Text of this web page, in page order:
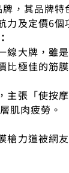
，其品牌
及定價6個
線大牌，雖
比極佳的筋
主張「使按
肌肉疲勞。
槍力道被網